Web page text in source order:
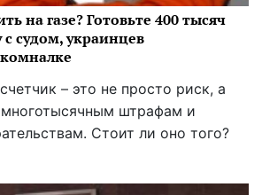
на газе? Готовьте 400 тысяч
с судом, украинцев
– это не просто риск, а
штрафам и
Стоит ли оно того?